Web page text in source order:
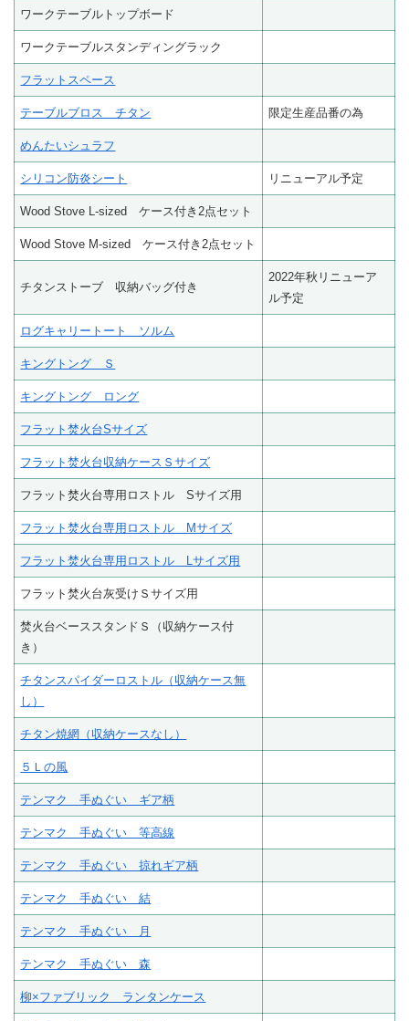
ワークテーブルトップボード
ワークテーブルスタンディングラック
フラットスペース
テーブルブロス チタン 限定生産品番の為
めんたいシュラフ
シリコン防炎シート リニューアル予定
Wood Stove L-sized ケース付き2点セット
Wood Stove M-sized ケース付き2点セット
チタンストーブ 収納バッグ付き
2022年秋リニューア
ル予定
ログキャリートート ソルム
キングトング Ｓ
キングトング ロング
フラット焚火台Sサイズ
フラット焚火台収納ケースＳサイズ
フラット焚火台専用ロストル Sサイズ用
フラット焚火台専用ロストル Mサイズ
フラット焚火台専用ロストル Lサイズ用
フラット焚火台灰受けＳサイズ用
焚火台ベーススタンドＳ（収納ケース付
き）
チタンスパイダーロストル（収納ケース無
し）
チタン焼網（収納ケースなし）
５Ｌの風
テンマク 手ぬぐい ギア柄
テンマク 手ぬぐい 等高線
テンマク 手ぬぐい 掠れギア柄
テンマク 手ぬぐい 結
テンマク 手ぬぐい 月
テンマク 手ぬぐい 森
柳×ファブリック ランタンケース